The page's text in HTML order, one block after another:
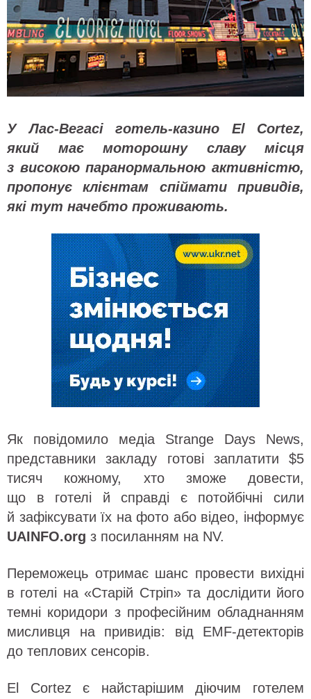
У Лас-Вегасі готель-казино El Cortez,
який має моторошну славу місця
з високою паранормальною активністю,
пропонує клієнтам спіймати привидів,
які тут начебто проживають.
Як повідомило медіа Strange Days News,
представники закладу готові заплатити $5
тисяч кожному, хто зможе довести,
що в готелі й справді є потойбічні сили
й зафіксувати їх на фото або відео, інформує
UAINFO.org з посиланням на NV.
Переможець отримає шанс провести вихідні
в готелі на «Старій Стріп» та дослідити його
темні коридори з професійним обладнанням
мисливця на привидів: від EMF-детекторів
до теплових сенсорів.
El Cortez є найстарішим діючим готелем